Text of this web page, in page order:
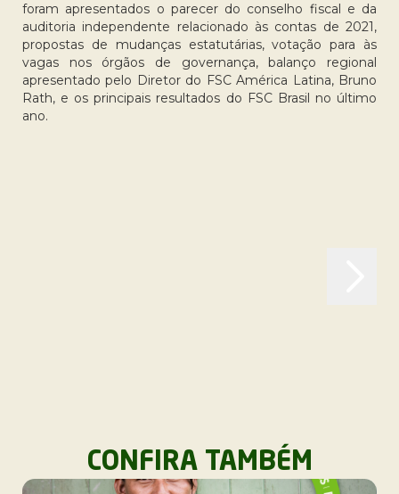
foram apresentados o parecer do conselho fiscal e da
auditoria independente relacionado às contas de 2021,
propostas de mudanças estatutárias, votação para às
vagas nos órgãos de governança, balanço regional
apresentado pelo Diretor do FSC América Latina, Bruno
Rath, e os principais resultados do FSC Brasil no último
ano.
CONFIRA TAMBÉM